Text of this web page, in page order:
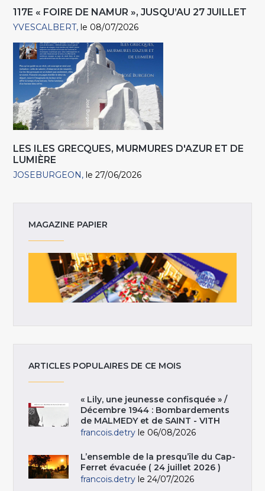
117E « FOIRE DE NAMUR », JUSQU’AU 27 JUILLET
YVESCALBERT le 08/07/2026
LES ILES GRECQUES, MURMURES D'AZUR ET DE
LUMIÈRE
JOSEBURGEON le 27/06/2026
MAGAZINE PAPIER
ARTICLES POPULAIRES DE CE MOIS
« Lily, une jeunesse confisquée » /
Décembre 1944 : Bombardements
de MALMEDY et de SAINT - VITH
francois.detry le 06/08/2026
L’ensemble de la presqu’île du Cap-
Ferret évacuée ( 24 juillet 2026 )
francois.detry le 24/07/2026